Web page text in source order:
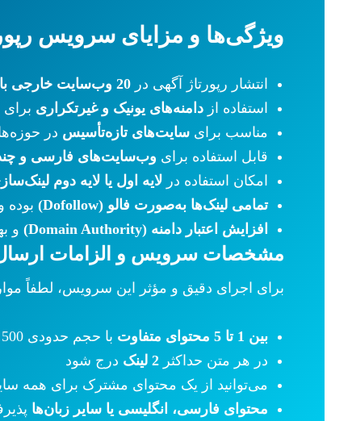
ویژگی‌ها و مزایای سرویس رپورتاژ در 20 سایت
انتشار رپورتاژ آگهی در 20 وب‌سایت خارجی با دامین آتوریتی (DA) بالا
استفاده از دامنه‌های یونیک و غیرتکراری
مناسب برای سایت‌های تازه‌تأسیس در
قابل استفاده برای وب‌سایت‌های فارسی و
امکان استفاده در لایه اول یا لایه دوم
تمامی لینک‌ها به‌صورت فالو (Dofollow)
بوده
افزایش اعتبار دامنه (Domain Authority)
و
مشخصات سرویس و الزامات
برای اجرای دقیق و مؤثر این سرویس، لطفاً
بین 1 تا 5 محتوای متفاوت
با حجم حدودی 500 تا 1000 کلمه، حاوی لینک‌ها، در قالب فایل Word
در هر متن حداکثر 2 لینک
درج شود
می‌توانید از یک محتوای مشترک برای همه
محتوای فارسی، انگلیسی یا سایر زبان‌ها